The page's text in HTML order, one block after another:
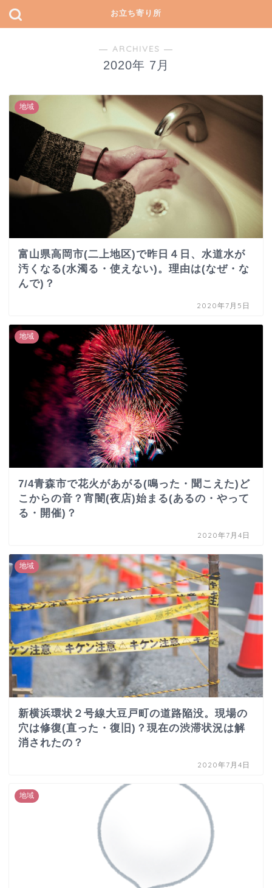
お立ち寄り所
― ARCHIVES ―
2020年 7月
地域
富山県高岡市(二上地区)で昨日４日、水道水が
汚くなる(水濁る・使えない)。理由は(なぜ・な
んで)？
2020年7月5日
地域
7/4青森市で花火があがる(鳴った・聞こえた)ど
こからの音？宵闇(夜店)始まる(あるの・やって
る・開催)？
2020年7月4日
地域
新横浜環状２号線大豆戸町の道路陥没。現場の
穴は修復(直った・復旧)？現在の渋滞状況は解
消されたの？
2020年7月4日
地域